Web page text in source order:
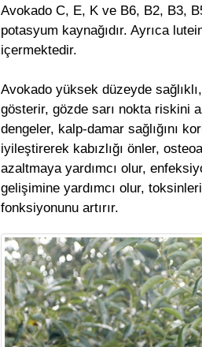
Avokado C, E, K ve B6, B2, B3,
potasyum kaynağıdır. Ayrıca
içermektedir.
Avokado yüksek düzeyde
gösterir, gözde sarı nokta riskini
dengeler, kalp-damar sağlığını
iyileştirerek kabızlığı önler,
azaltmaya yardımcı olur,
gelişimine yardımcı olur,
fonksiyonunu artırır.